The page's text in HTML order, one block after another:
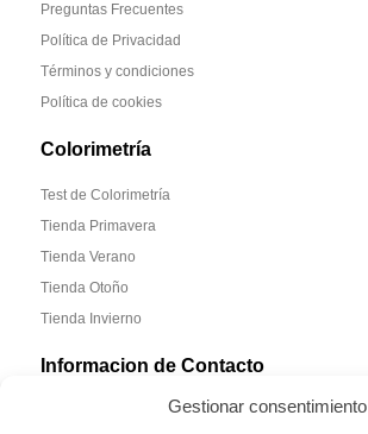
Gestionar consentimiento
Preguntas Frecuentes
Política de Privacidad
Términos y condiciones
Política de cookies
Colorimetría
Test de Colorimetría
Tienda Primavera
Tienda Verano
Tienda Otoño
Tienda Invierno
Informacion de Contacto